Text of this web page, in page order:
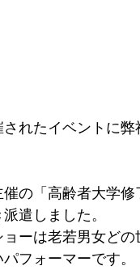
れたイベントに
の「高齢者大学
遣しました。
ーは老若男女ど
フォーマーです。